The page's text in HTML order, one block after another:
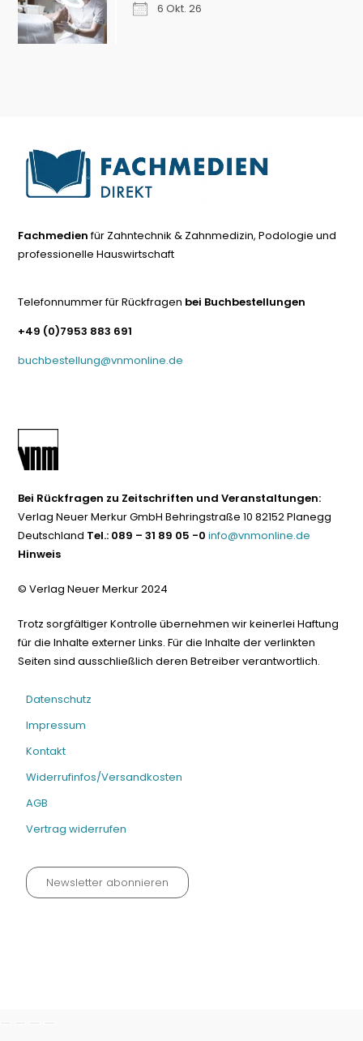
6 Okt. 26
Fachmedienfür Zahntechnik & Zahnmedizin, Podologie und
professionelle Hauswirtschaft
Telefonnummer für Rückfragen bei Buchbestellungen
+49 (0)7953 883 691
buchbestellung@vnmonline.de
Bei Rückfragen zu Zeitschriften und Veranstaltungen:
Verlag Neuer Merkur GmbH Behringstraße 10 82152 Planegg
Deutschland Tel.: 089 – 31 89 05 -0 info@vnmonline.de
Hinweis
© Verlag Neuer Merkur 2024
Trotz sorgfältiger Kontrolle übernehmen wir keinerlei Haftung
für die Inhalte externer Links. Für die Inhalte der verlinkten
Seiten sind ausschließlich deren Betreiber verantwortlich.
Datenschutz
Impressum
Kontakt
Widerrufinfos/Versandkosten
AGB
Vertrag widerrufen
Newsletter abonnieren